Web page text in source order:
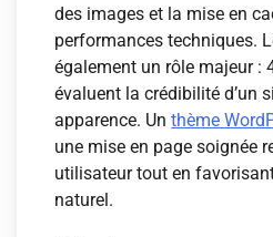
des images et la mise en
performances techniques.
également un rôle majeur :
évaluent la crédibilité d’un
apparence. Unthème
une mise en page soignée
utilisateur tout en
naturel.